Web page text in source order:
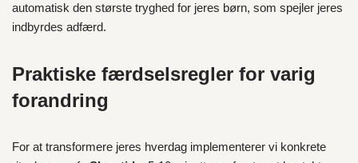
automatisk den største tryghed for jeres børn, som spejler jeres
indbyrdes adfærd.
Praktiske færdselsregler for varig
forandring
For at transformere jeres hverdag implementerer vi konkrete